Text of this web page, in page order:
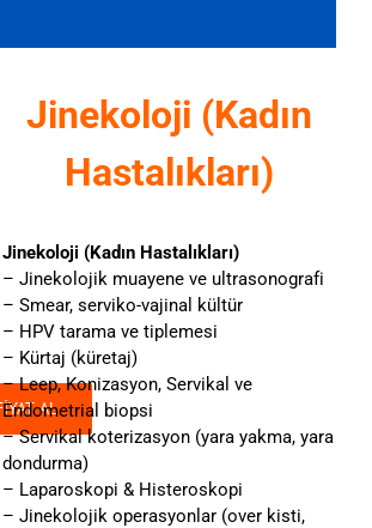
Jinekoloji (Kadın
Hastalıkları)
Jinekoloji (Kadın Hastalıkları)
– Jinekolojik muayene ve ultrasonografi
– Smear, serviko-vajinal kültür
– HPV tarama ve tiplemesi
– Kürtaj (küretaj)
– Leep, Konizasyon, Servikal ve
Endometrial biopsi
– Servikal koterizasyon (yara yakma, yara
dondurma)
– Laparoskopi & Histeroskopi
– Jinekolojik operasyonlar (over kisti,